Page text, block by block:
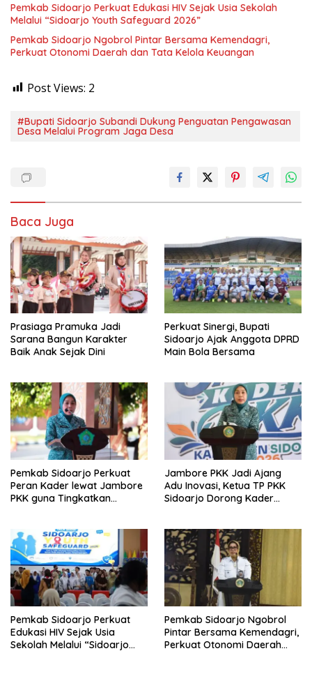
Pemkab Sidoarjo Perkuat Edukasi HIV Sejak Usia Sekolah
Melalui “Sidoarjo Youth Safeguard 2026”
Pemkab Sidoarjo Ngobrol Pintar Bersama Kemendagri,
Perkuat Otonomi Daerah dan Tata Kelola Keuangan
Post Views: 2
#Bupati Sidoarjo Subandi Dukung Penguatan Pengawasan
Desa Melalui Program Jaga Desa
Baca Juga
Prasiaga Pramuka Jadi
Sarana Bangun Karakter
Baik Anak Sejak Dini
Perkuat Sinergi, Bupati
Sidoarjo Ajak Anggota DPRD
Main Bola Bersama
Pemkab Sidoarjo Perkuat
Peran Kader lewat Jambore
PKK guna Tingkatkan
Jambore PKK Jadi Ajang
Adu Inovasi, Ketua TP PKK
Sidoarjo Dorong Kader
Pemkab Sidoarjo Perkuat
Edukasi HIV Sejak Usia
Sekolah Melalui “Sidoarjo
Pemkab Sidoarjo Ngobrol
Pintar Bersama Kemendagri,
Perkuat Otonomi Daerah